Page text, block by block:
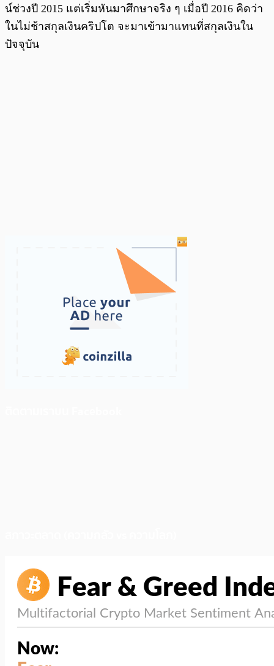
น์ช่วงปี 2015 แต่เริ่มหันมาศึกษาจริง ๆ เมื่อปี 2016 คิดว่า
ในไม่ช้าสกุลเงินคริปโต จะมาเข้ามาแทนที่สกุลเงินใน
ปัจจุบัน